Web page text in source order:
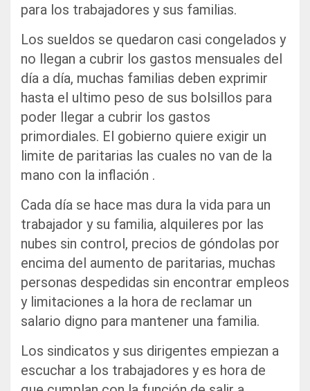
para los trabajadores y sus familias.
Los sueldos se quedaron casi congelados y
no llegan a cubrir los gastos mensuales del
día a día, muchas familias deben exprimir
hasta el ultimo peso de sus bolsillos para
poder llegar a cubrir los gastos
primordiales. El gobierno quiere exigir un
limite de paritarias las cuales no van de la
mano con la inflación .
Cada día se hace mas dura la vida para un
trabajador y su familia, alquileres por las
nubes sin control, precios de góndolas por
encima del aumento de paritarias, muchas
personas despedidas sin encontrar empleos
y limitaciones a la hora de reclamar un
salario digno para mantener una familia.
Los sindicatos y sus dirigentes empiezan a
escuchar a los trabajadores y es hora de